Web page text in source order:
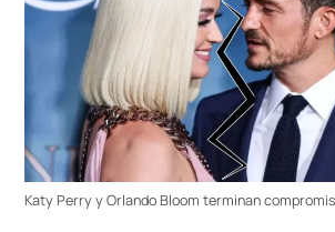
Katy Perry y Orlando Bloom terminan